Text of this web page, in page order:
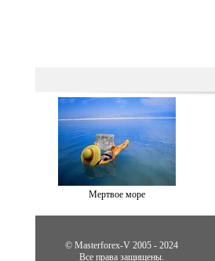
Мертвое море
© Masterforex-V 2005 - 2024
Все права защищены.